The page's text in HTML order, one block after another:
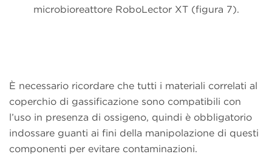
microbioreattore RoboLector XT (figura 7).
È necessario ricordare che tutti i materiali correlati al
coperchio di gassificazione sono compatibili con
l’uso in presenza di ossigeno, quindi è obbligatorio
indossare guanti ai fini della manipolazione di questi
componenti per evitare contaminazioni.